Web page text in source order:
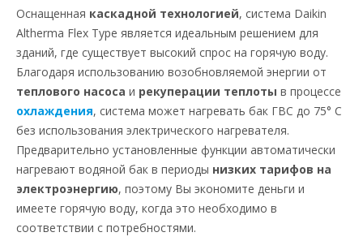
Оснащенная каскадной технологией, система Daikin
Altherma Flex Type является идеальным решением для
зданий, где существует высокий спрос на горячую воду.
Благодаря использованию возобновляемой энергии от
теплового насоса и рекуперации теплоты в процессе
охлаждения, система может нагревать бак ГВС до 75° C
без использования электрического нагревателя.
Предварительно установленные функции автоматически
нагревают водяной бак в периоды низких тарифов на
электроэнергию, поэтому Вы экономите деньги и
имеете горячую воду, когда это необходимо в
соответствии с потребностями.